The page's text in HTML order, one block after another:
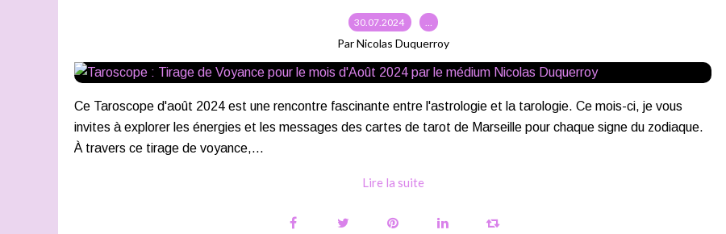
30.07.2024 …
Par Nicolas Duquerroy
Ce Taroscope d'août 2024 est une rencontre fascinante entre l'astrologie et la tarologie. Ce mois-ci, je vous
invites à explorer les énergies et les messages des cartes de tarot de Marseille pour chaque signe du zodiaque.
À travers ce tirage de voyance,...
Lire la suite